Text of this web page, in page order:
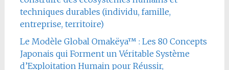
techniques durables (individu, famille,
entreprise, territoire)
Le Modèle Global Omakëya™ : Les 80 Concepts
Japonais qui Forment un Véritable Système
d’Exploitation Humain pour Réussir,